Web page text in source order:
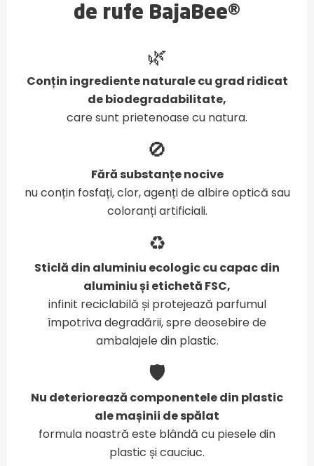
de rufe BajaBee®
🌿
Conțin ingrediente naturale cu grad ridicat
de biodegradabilitate,
care sunt prietenoase cu natura.
🚫
Fără substanțe nocive
nu conțin fosfați, clor, agenți de albire optică sau
coloranți artificiali.
♻️
Sticlă din aluminiu ecologic cu capac din
aluminiu și etichetă FSC,
infinit reciclabilă și protejează parfumul
împotriva degradării, spre deosebire de
ambalajele din plastic.
🛡️
Nu deteriorează componentele din plastic
ale mașinii de spălat
formula noastră este blândă cu piesele din
plastic și cauciuc.